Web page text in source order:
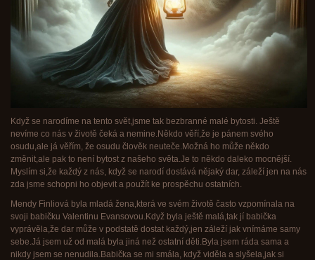
Když se narodíme na tento svět,jsme tak bezbranné malé bytosti. Ještě
nevíme co nás v životě čeká a nemine.Někdo věří,že je pánem svého
osudu,ale já věřím, že osudu člověk neuteče.Možná ho může někdo
změnit,ale pak to není bytost z našeho světa.Je to někdo daleko mocnější.
Myslím si,že každý z nás, když se narodí dostává nějaký dar, záleží jen na nás
zda jsme schopni ho objevit a použít ke prospěchu ostatních.
Mendy Finliová byla mladá žena,která ve svém životě často vzpomínala na
svoji babičku Valentinu Evansovou.Když byla ještě malá,tak jí babička
vyprávěla,že dar může v podstatě dostat každý,jen záleží jak vnímáme samy
sebe.Já jsem už od malá byla jiná než ostatní děti.Byla jsem ráda sama a
nikdy jsem se nenudila.Babička se mi smála, když viděla a slyšela,jak si